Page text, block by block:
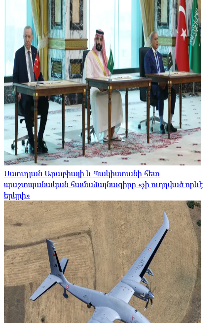
Սաուդյան Արաբիայի և Պակիստանի հետ
պաշտպանական համաձայնագիրը «չի ուղղված որևէ
երկրի»